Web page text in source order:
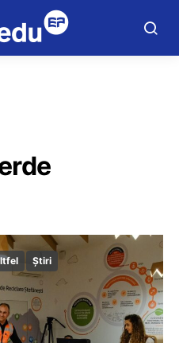
Știri